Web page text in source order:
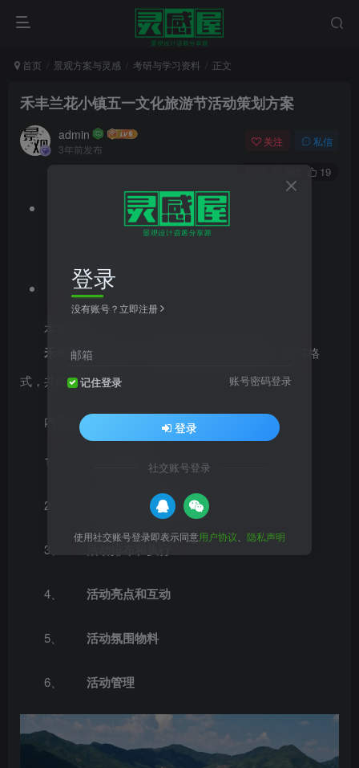
首页 景观方案与灵感 考研与学习资料 正文
禾丰兰花小镇五一文化旅游节活动策划方案
admin
3年前发布
关注 私信
19
文件格式：pptx
资料类型：方案
本资料为
禾丰兰花小镇五一文化旅游节活动策划方案
，PPT格
式，共69页。
内容包含：
1、 活动策划思路
2、 活动推广预热和引流
3、
4、 活动亮点和互动
5、 活动氛围物料
6、 活动管理
登录
没有账号？立即注册
邮箱
记住登录 账号密码登录
登录
社交账号登录
使用社交账号登录即表示同意用户协议 隐私声明